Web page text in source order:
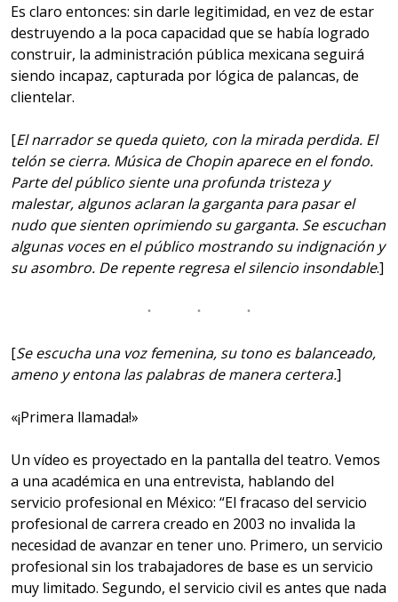
Es claro entonces: sin darle legitimidad, en vez de estar
destruyendo a la poca capacidad que se había logrado
construir, la administración pública mexicana seguirá
siendo incapaz, capturada por lógica de palancas, de
clientelar.
[El narrador se queda quieto, con la mirada perdida. El
telón se cierra. Música de Chopin aparece en el fondo.
Parte del público siente una profunda tristeza y
malestar, algunos aclaran la garganta para pasar el
nudo que sienten oprimiendo su garganta. Se escuchan
algunas voces en el público mostrando su indignación y
su asombro. De repente regresa el silencio insondable.]
[Se escucha una voz femenina, su tono es balanceado,
ameno y entona las palabras de manera certera.]
«¡Primera llamada!»
Un vídeo es proyectado en la pantalla del teatro. Vemos
a una académica en una entrevista, hablando del
servicio profesional en México: “El fracaso del servicio
profesional de carrera creado en 2003 no invalida la
necesidad de avanzar en tener uno. Primero, un servicio
profesional sin los trabajadores de base es un servicio
muy limitado. Segundo, el servicio civil es antes que nada